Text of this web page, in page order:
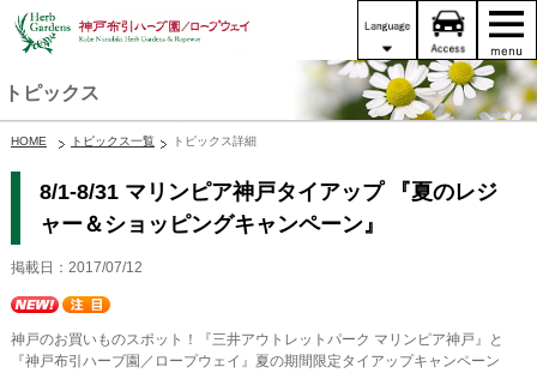
トピックス
HOME トピックス一覧 トピックス詳細
8/1-8/31 マリンピア神戸タイアップ 『夏のレジ
ャー＆ショッピングキャンペーン』
掲載日：2017/07/12
神戸のお買いものスポット！『三井アウトレットパーク マリンピア神戸』と
『神戸布引ハーブ園／ロープウェイ』夏の期間限定タイアップキャンペーン